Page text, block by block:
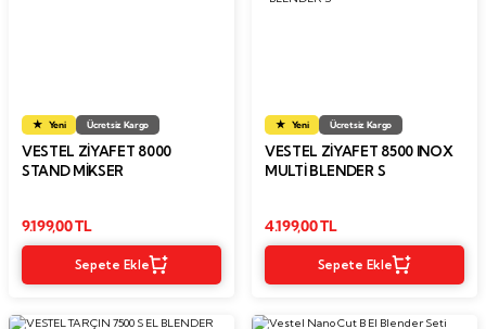
Yeni Ücretsiz Kargo
VESTEL ZIYAFET 8000
STAND MIKSER
9.199,00 TL
Sepete Ekle
Yeni Ücretsiz Kargo
VESTEL ZİYAFET 8500 INOX
MULTİ BLENDER S
4.199,00 TL
Sepete Ekle